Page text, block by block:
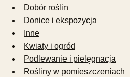
Dobór roślin
Donice i ekspozycja
Inne
Kwiaty i ogród
Podlewanie i pielęgnacja
Rośliny w pomieszczeniach